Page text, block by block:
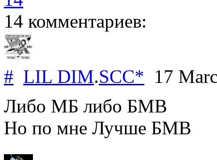
14 комментариев:
# LIL DIM.SCC* 17
Либо МБ либо БМВ
Но по мне Лучше БМВ